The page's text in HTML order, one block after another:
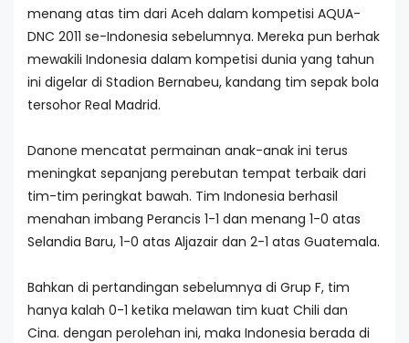
menang atas tim dari Aceh dalam kompetisi AQUA-
DNC 2011 se-Indonesia sebelumnya. Mereka pun berhak
mewakili Indonesia dalam kompetisi dunia yang tahun
ini digelar di Stadion Bernabeu, kandang tim sepak bola
tersohor Real Madrid.
Danone mencatat permainan anak-anak ini terus
meningkat sepanjang perebutan tempat terbaik dari
tim-tim peringkat bawah. Tim Indonesia berhasil
menahan imbang Perancis 1-1 dan menang 1-0 atas
Selandia Baru, 1-0 atas Aljazair dan 2-1 atas Guatemala.
Bahkan di pertandingan sebelumnya di Grup F, tim
hanya kalah 0-1 ketika melawan tim kuat Chili dan
Cina. dengan perolehan ini, maka Indonesia berada di